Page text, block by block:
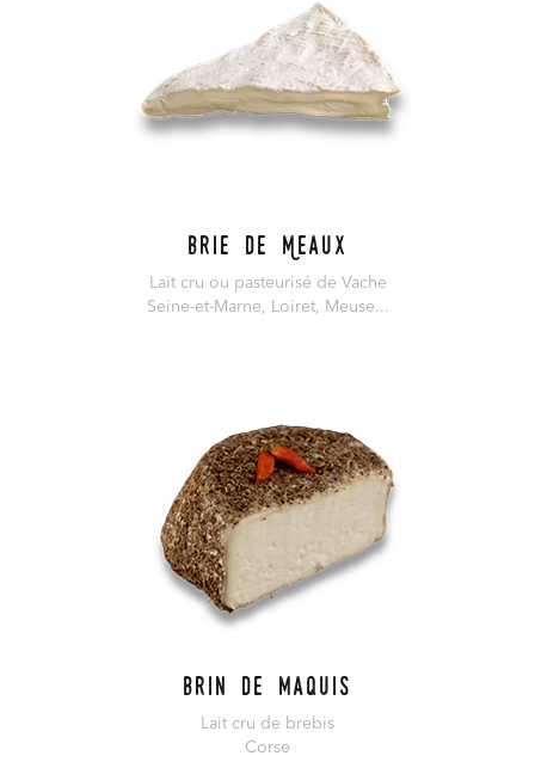
Brie de Meaux
Lait cru ou pasteurisé de Vache
Seine-et-Marne, Loiret, Meuse...
Brin de maquis
Lait cru de brebis
Corse